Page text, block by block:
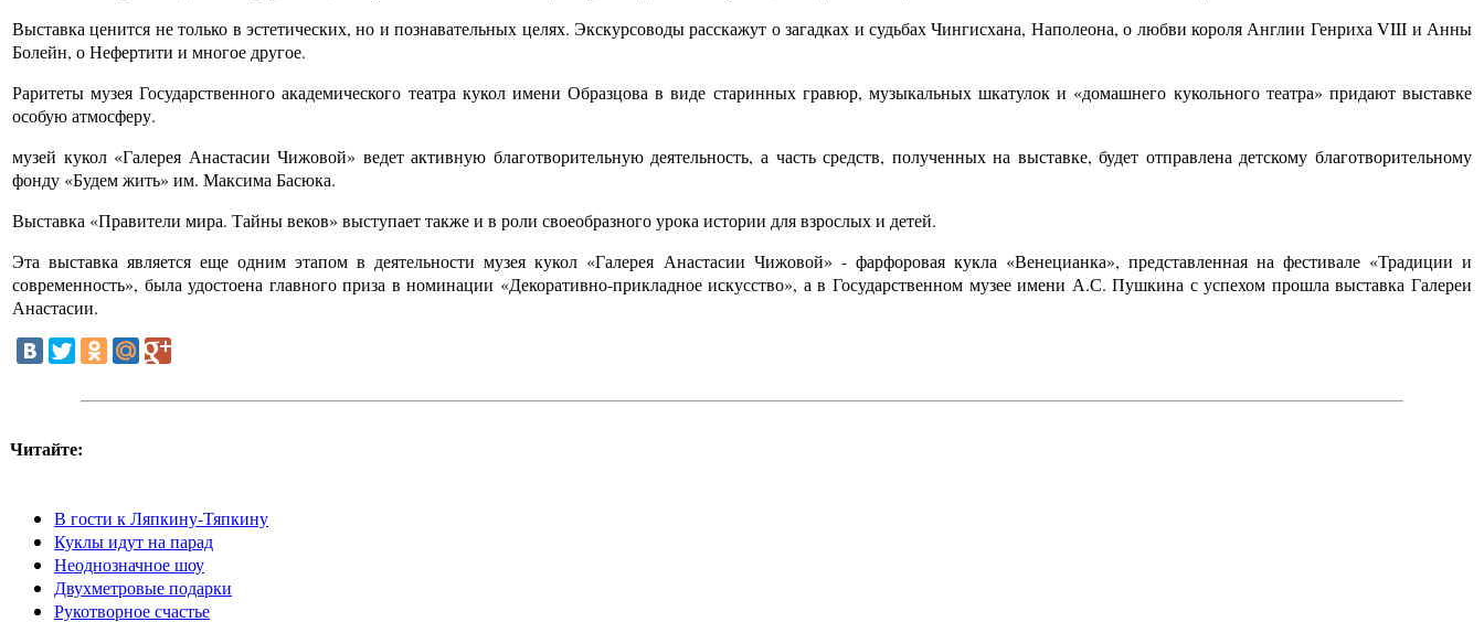
Выставка ценится не только в эстетических, но и познавательных целях. Экскурсоводы расскажут о загадках и судьбах Чингисхана, Наполеона, о любви короля Англии Генриха VIII и Анны
Болейн, о Нефертити и многое другое.
Раритеты музея Государственного академического театра кукол имени Образцова в виде старинных гравюр, музыкальных шкатулок и «домашнего кукольного театра» придают выставке
особую атмосферу.
музей кукол «Галерея Анастасии Чижовой» ведет активную благотворительную деятельность, а часть средств, полученных на выставке, будет отправлена детскому благотворительному
фонду «Будем жить» им. Максима Басюка.
Выставка «Правители мира. Тайны веков» выступает также и в роли своеобразного урока истории для взрослых и детей.
Эта выставка является еще одним этапом в деятельности музея кукол «Галерея Анастасии Чижовой» - фарфоровая кукла «Венецианка», представленная на фестивале «Традиции и
современность», была удостоена главного приза в номинации «Декоративно-прикладное искусство», а в Государственном музее имени А.С. Пушкина с успехом прошла выставка Галереи
Анастасии.
Читайте:
В гости к Ляпкину-Тяпкину
Куклы идут на парад
Неоднозначное шоу
Двухметровые подарки
Рукотворное счастье